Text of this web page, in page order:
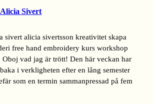
Alicia Sivert
vad jag är trött! Den här veckan har
i verkligheten efter en lång semester
som en termin sammanpressad på fem